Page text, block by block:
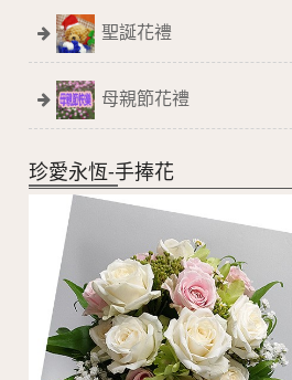
聖誕花禮
母親節花禮
珍愛永恆-手捧花